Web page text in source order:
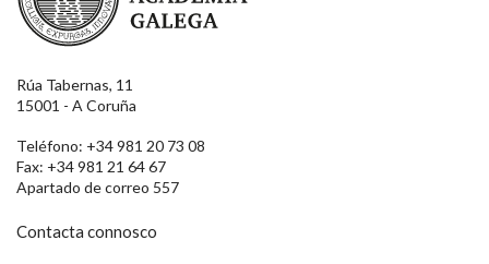
Rúa Tabernas, 11
15001 - A Coruña
Teléfono: +34 981 20 73 08
Fax: +34 981 21 64 67
Apartado de correo 557
Contacta connosco